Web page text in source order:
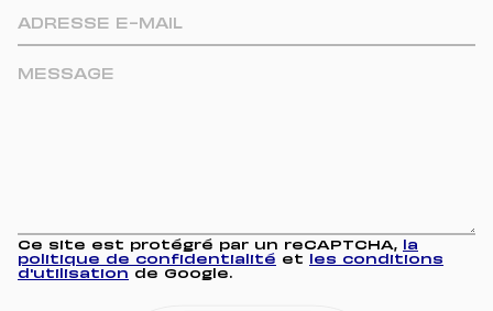
Ce site est protégré par un reCAPTCHA,
la
politique de confidentialité et
les conditions
d'utilisation de Google.